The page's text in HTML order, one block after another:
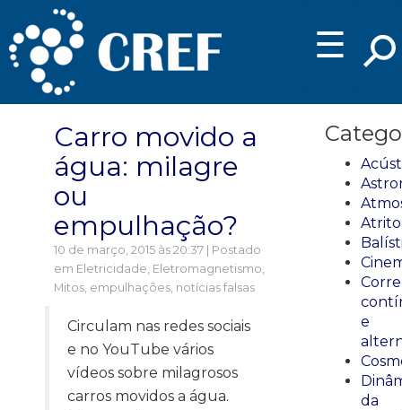
☰
Carro movido a
água: milagre
ou
empulhação?
10 de março, 2015 às 20:37 | Postado
em Eletricidade, Eletromagnetismo,
Mitos, empulhações, notícias falsas
Circulam nas redes sociais
e no YouTube vários
vídeos sobre milagrosos
carros movidos a água.
Atrito
e
da